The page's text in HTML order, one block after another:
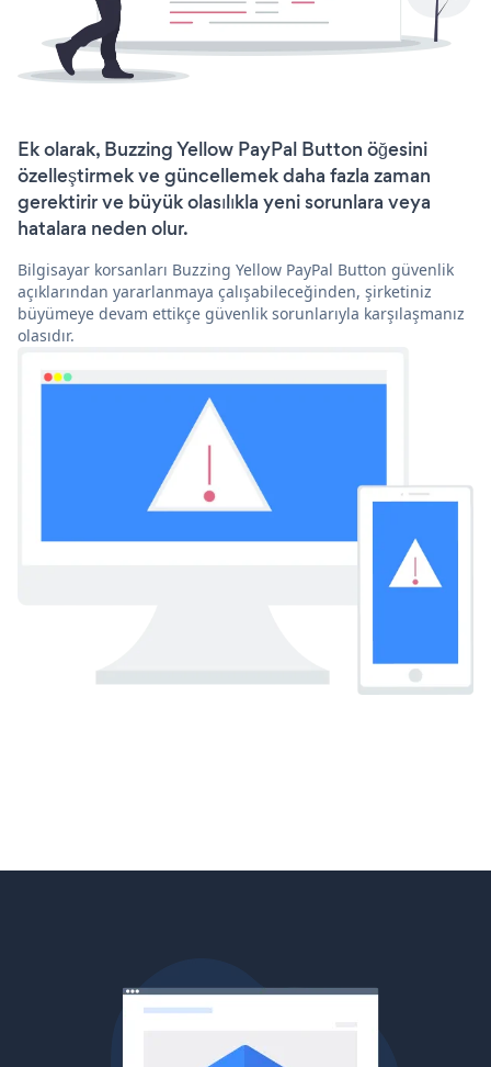
Ek olarak, Buzzing Yellow PayPal Button öğesini
özelleştirmek ve güncellemek daha fazla zaman
gerektirir ve büyük olasılıkla yeni sorunlara veya
hatalara neden olur.
Bilgisayar korsanları Buzzing Yellow PayPal Button güvenlik
açıklarından yararlanmaya çalışabileceğinden, şirketiniz
büyümeye devam ettikçe güvenlik sorunlarıyla karşılaşmanız
olasıdır.